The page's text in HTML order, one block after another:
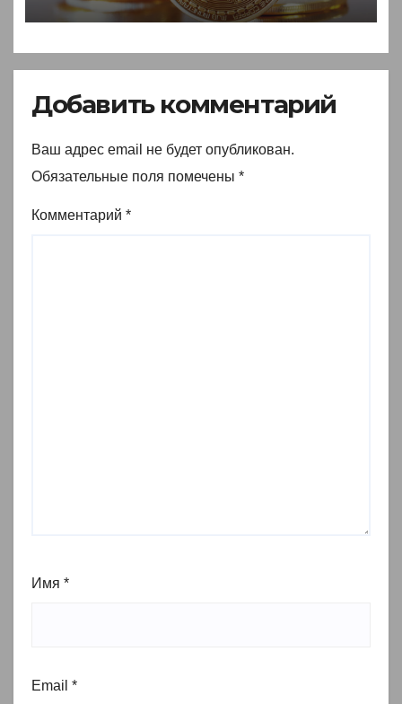
Добавить комментарий
Ваш адрес email не будет опубликован.
Обязательные поля помечены *
Комментарий *
Имя *
Email *